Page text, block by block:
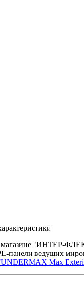
магазине "ИНТЕР-
панели ведущих
Max